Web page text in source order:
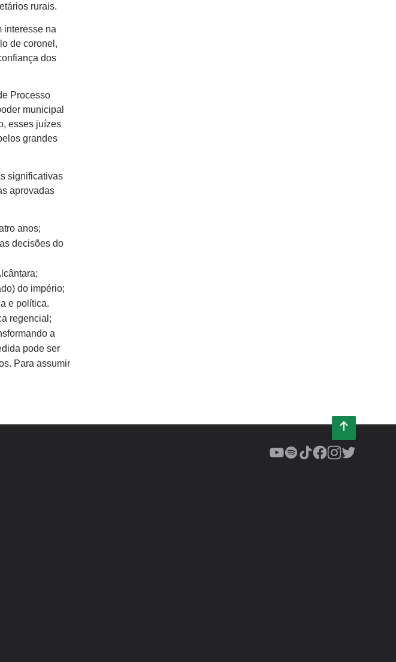
rurais.
interesse na
de coronel,
dos
Processo
municipal
esses juízes
grandes
significativas
aprovadas
anos;
decisões do
do império;
e política.
regencial;
a
pode ser
Para assumir